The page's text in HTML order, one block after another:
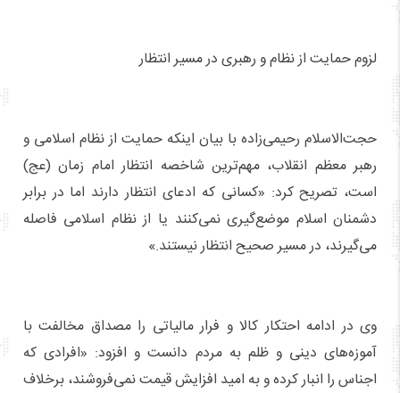
لزوم حمایت از نظام و رهبری در مسیر انتظار
حجت‌الاسلام رحیمی‌زاده با بیان اینکه حمایت از نظام اسلامی و
رهبر معظم انقلاب، مهم‌ترین شاخصه انتظار امام زمان (عج)
است، تصریح کرد: «کسانی که ادعای انتظار دارند اما در برابر
دشمنان اسلام موضع‌گیری نمی‌کنند یا از نظام اسلامی فاصله
می‌گیرند، در مسیر صحیح انتظار نیستند.»
وی در ادامه احتکار کالا و فرار مالیاتی را مصداق مخالفت با
آموزه‌های دینی و ظلم به مردم دانست و افزود: «افرادی که
اجناس را انبار کرده و به امید افزایش قیمت نمی‌فروشند، برخلاف